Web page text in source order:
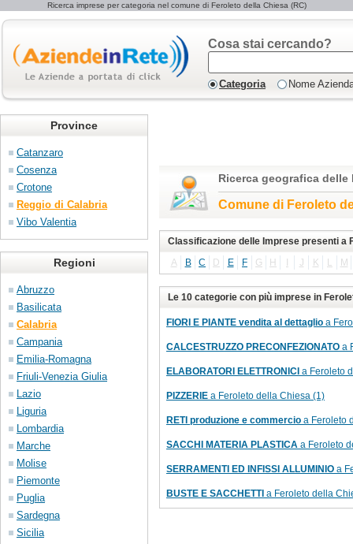
Ricerca imprese per categoria nel comune di Feroleto della Chiesa (RC)
Cosa stai cercando?
Categoria Nome
Province
Catanzaro
Cosenza
Crotone
Reggio di Calabria
Vibo Valentia
Regioni
Abruzzo
Basilicata
Calabria
Campania
Emilia-Romagna
Friuli-Venezia Giulia
Lazio
Liguria
Lombardia
Marche
Molise
Piemonte
Puglia
Sardegna
Sicilia
Ricerca geografica delle
Comune di Feroleto
Classificazione delle Imprese presenti a
A
B C D E F G H J K L M
Le 10 categorie con più imprese in
FIORI E PIANTE vendita al dettaglio a
CALCESTRUZZO PRECONFEZIONATO a
ELABORATORI ELETTRONICI a Feroleto
PIZZERIE a Feroleto della Chiesa (1)
RETI produzione e commercio a Feroleto
SACCHI MATERIA PLASTICA a Feroleto
SERRAMENTI ED INFISSI ALLUMINIO a
BUSTE E SACCHETTI a Feroleto della